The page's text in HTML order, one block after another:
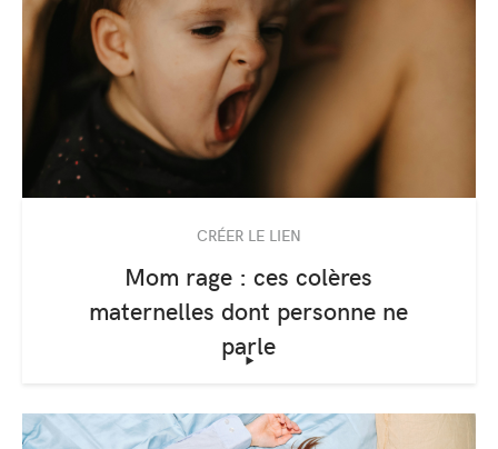
CRÉER LE LIEN
Mom rage : ces colères
maternelles dont personne ne
parle
‣